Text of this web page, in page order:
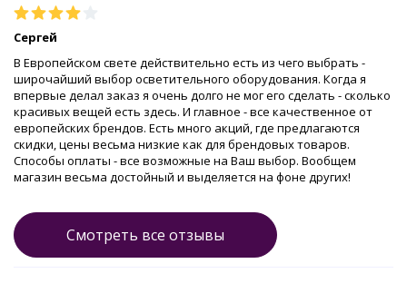
Сергей
В Европейском свете действительно есть из чего выбрать -
широчайший выбор осветительного оборудования. Когда я
впервые делал заказ я очень долго не мог его сделать - сколько
красивых вещей есть здесь. И главное - все качественное от
европейских брендов. Есть много акций, где предлагаются
скидки, цены весьма низкие как для брендовых товаров.
Способы оплаты - все возможные на Ваш выбор. Вообщем
магазин весьма достойный и выделяется на фоне других!
Смотреть все отзывы